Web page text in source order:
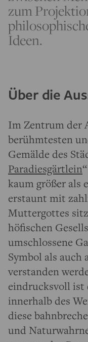
zum
Ideen.
Über die
Im Zentrum der
berühmtesten
Gemälde des
Paradiesgärtlein
kaum größer als
erstaunt mit
Muttergottes
höfischen
umschlossene
Symbol als
verstanden
eindrucksvoll ist
innerhalb des
diese
und